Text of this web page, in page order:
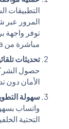
التطبيقات
المرور عبر
توفر واجهة
مباشرة من Meta، مما يسرع عملية الإعداد.
تحديثات
حصول
الأمان دون
سهولة
واتساب
التحتية